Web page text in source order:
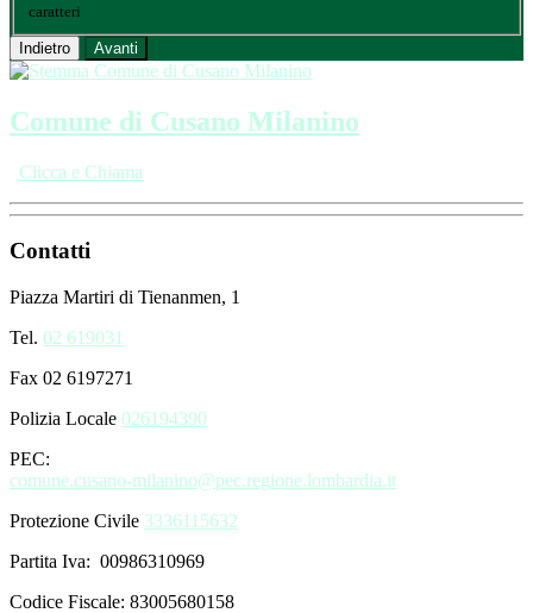
caratteri
Indietro Avanti
Comune di Cusano Milanino
Clicca e Chiama
Contatti
Piazza Martiri di Tienanmen, 1
Tel. 02 619031
Fax 02 6197271
Polizia Locale 026194390
PEC:
comune.cusano-milanino@pec.regione.lombardia.it
Protezione Civile 3336115632
Partita Iva: 00986310969
Codice Fiscale: 83005680158